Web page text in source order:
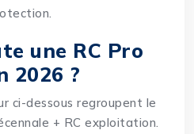
une RC Pro
2026 ?
ci-dessous regroupent le
+ RC exploitation.